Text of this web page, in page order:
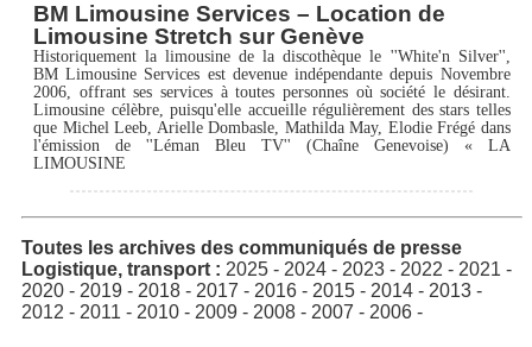
BM Limousine Services – Location de
Limousine Stretch sur Genève
Historiquement la limousine de la discothèque le ''White'n Silver'',
BM Limousine Services est devenue indépendante depuis Novembre
2006, offrant ses services à toutes personnes où société le désirant.
Limousine célèbre, puisqu'elle accueille régulièrement des stars telles
que Michel Leeb, Arielle Dombasle, Mathilda May, Elodie Frégé dans
l'émission de ''Léman Bleu TV'' (Chaîne Genevoise) « LA
LIMOUSINE
Toutes les archives des communiqués de presse
Logistique, transport : 2025 - 2024 - 2023 - 2022 - 2021 -
2020 - 2019 - 2018 - 2017 - 2016 - 2015 - 2014 - 2013 -
2012 - 2011 - 2010 - 2009 - 2008 - 2007 - 2006 -